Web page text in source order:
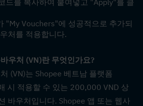
드를 복사하여 붙여넣고 "Apply"를 클
"My Vouchers"에 성공적으로 추가되
처를 적용합니다.
우처 (VN)란 무엇인가요?
(VN)는 Shopee 베트남 플랫폼
시 적용할 수 있는 200,000 VND 상
바우처입니다. Shopee 앱 또는 웹사